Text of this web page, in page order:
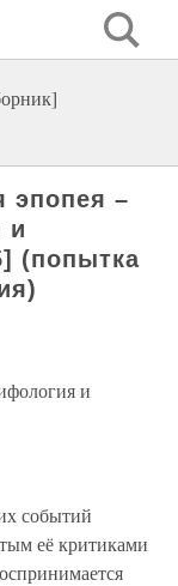
эпопея –
и
(попытка
и
событий
её критиками